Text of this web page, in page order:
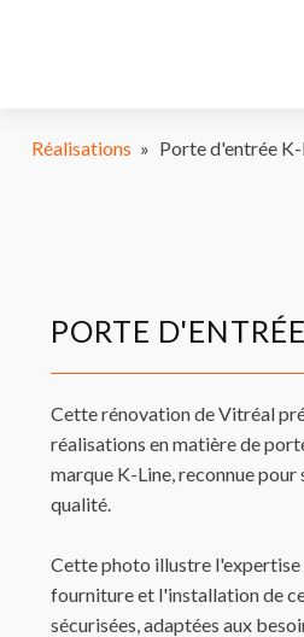
Réalisations » Porte d'entrée
PORTE
Cette rénovation de Vitréal
réalisations en matière de
marque K-Line, reconnue pour
qualité.
Cette photo illustre l'expertise
fourniture et l'installation de
sécurisées, adaptées aux